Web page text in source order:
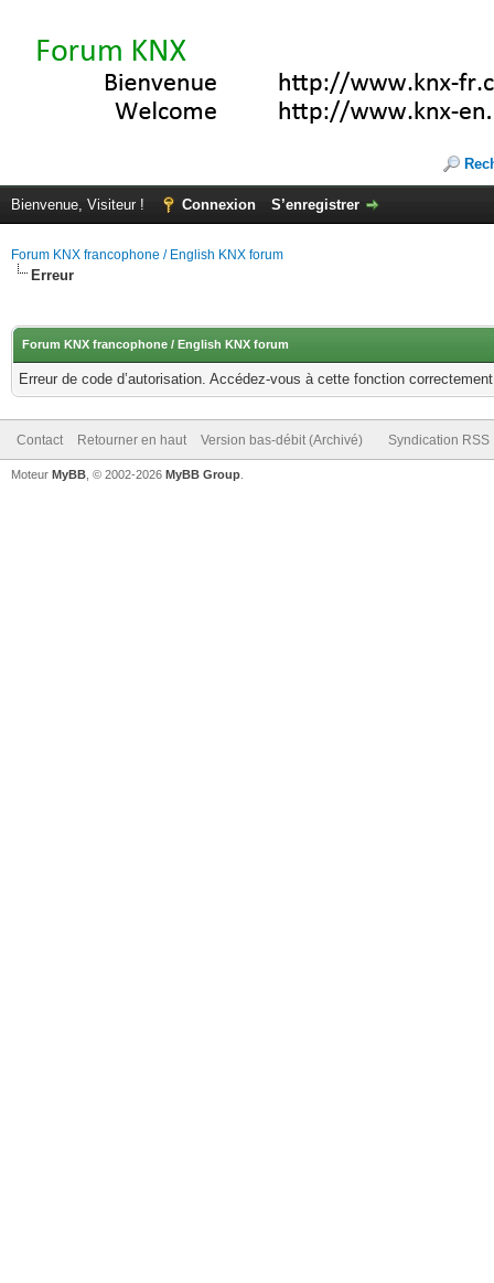
Bienvenue, Visiteur ! Connexion S’enregistrer
Forum KNX francophone / English KNX forum
Erreur
Forum KNX francophone / English KNX forum
Erreur de code d’autorisation. Accédez-vous à cette fonction
Contact Retourner en haut Version bas-débit (Archivé) Syndication RSS
Moteur MyBB , © 2002-2026 MyBB Group